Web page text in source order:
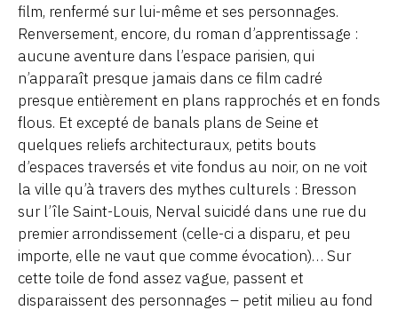
film, renfermé sur lui-même et ses personnages.
Renversement, encore, du roman d’apprentissage :
aucune aventure dans l’espace parisien, qui
n’apparaît presque jamais dans ce film cadré
presque entièrement en plans rapprochés et en fonds
flous. Et excepté de banals plans de Seine et
quelques reliefs architecturaux, petits bouts
d’espaces traversés et vite fondus au noir, on ne voit
la ville qu’à travers des mythes culturels : Bresson
sur l’île Saint-Louis, Nerval suicidé dans une rue du
premier arrondissement (celle-ci a disparu, et peu
importe, elle ne vaut que comme évocation)… Sur
cette toile de fond assez vague, passent et
disparaissent des personnages – petit milieu au fond